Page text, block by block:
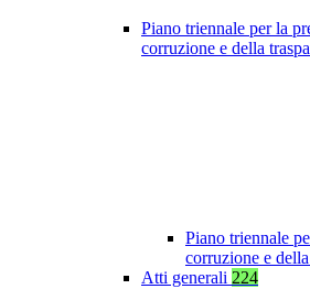
Piano triennale per la
corruzione e della
Piano triennale
corruzione e
Atti generali 224